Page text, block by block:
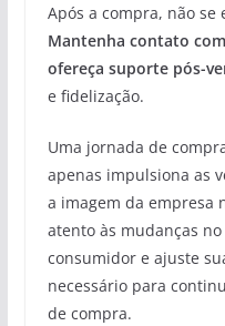
Após a compra, não se
Mantenha contato
ofereça suporte pós-
e fidelização.
Uma jornada de
apenas impulsiona as
a imagem da empresa
atento às mudanças
consumidor e ajuste
necessário para
de compra.